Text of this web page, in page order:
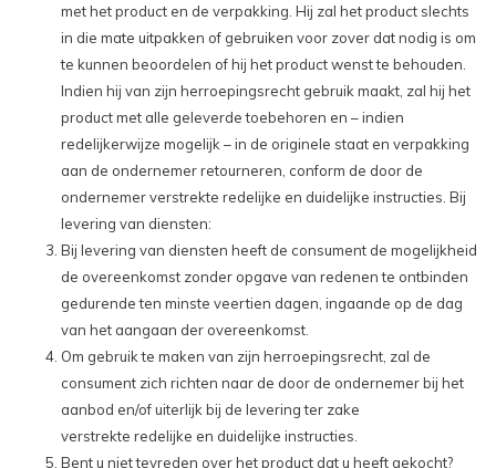
met het product en de verpakking. Hij zal het product slechts
in die mate uitpakken of gebruiken voor zover dat nodig is om
te kunnen beoordelen of hij het product wenst te behouden.
Indien hij van zijn herroepingsrecht gebruik maakt, zal hij het
product met alle geleverde toebehoren en – indien
redelijkerwijze mogelijk – in de originele staat en verpakking
aan de ondernemer retourneren, conform de door de
ondernemer verstrekte redelijke en duidelijke instructies. Bij
levering van diensten:
Bij levering van diensten heeft de consument de mogelijkheid
de overeenkomst zonder opgave van redenen te ontbinden
gedurende ten minste veertien dagen, ingaande op de dag
van het aangaan der overeenkomst.
Om gebruik te maken van zijn herroepingsrecht, zal de
consument zich richten naar de door de ondernemer bij het
aanbod en/of uiterlijk bij de levering ter zake
verstrekte redelijke en duidelijke instructies.
Bent u niet tevreden over het product dat u heeft gekocht?